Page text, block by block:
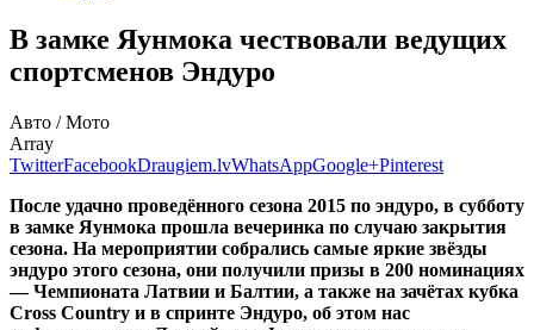
В замке Яунмока чествовали ведущих
спортсменов Эндуро
Авто / Мото
Array
TwitterFacebookDraugiem.lvWhatsAppGoogle+Pinterest
После удачно проведённого сезона 2015 по эндуро, в субботу
в замке Яунмока прошла вечеринка по случаю закрытия
сезона. На мероприятии собрались самые яркие звёзды
эндуро этого сезона, они получили призы в 200 номинациях
— Чемпионата Латвии и Балтии, а также на зачётах кубка
Cross Country и в спринте Эндуро, об этом нас